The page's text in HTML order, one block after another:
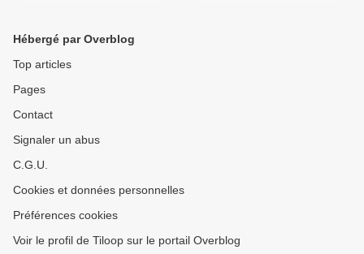
Hébergé par Overblog
Top articles
Pages
Contact
Signaler un abus
C.G.U.
Cookies et données personnelles
Préférences cookies
Voir le profil de Tiloop sur le portail Overblog